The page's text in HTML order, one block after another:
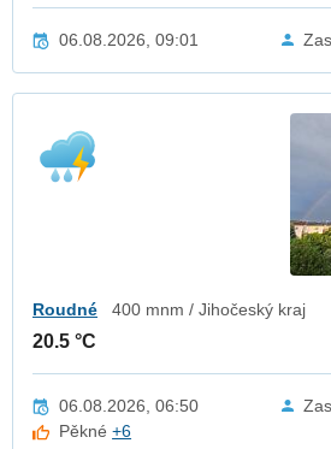
06.08.2026, 09:01
Roudné 400 mnm / Jihočeský kraj
20.5 °C
06.08.2026, 06:50
Pěkné+6